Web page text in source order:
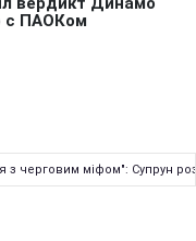
з черговим міфом": Супрун